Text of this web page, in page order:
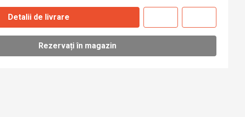
Detalii de livrare
Rezervați în magazin